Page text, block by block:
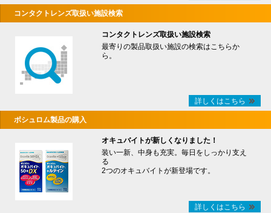
コンタクトレンズ取扱い施設検索
コンタクトレンズ取扱い施設検索
最寄りの製品取扱い施設の検索はこちらか
ら。
詳しくはこちら
ボシュロム製品の購入
オキュバイトが新しくなりました！
装い一新、中身も充実。毎日をしっかり支え
る
2つのオキュバイトが新登場です。
詳しくはこちら